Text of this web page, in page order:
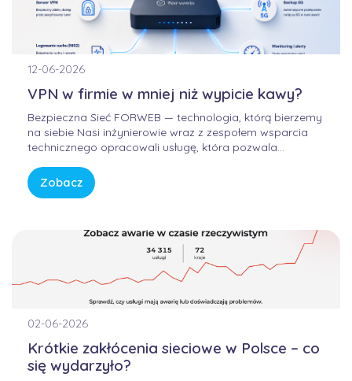
12-06-2026
VPN w firmie w mniej niż wypicie kawy?
Bezpieczna Sieć FORWEB — technologia, którą bierzemy
na siebie Nasi inżynierowie wraz z zespołem wsparcia
technicznego opracowali usługę, która pozwala
przewidywalny. Bez samodzielnego konfigurowania
skomplikowanych urządzeń, bez studiowania
Zobacz
02-06-2026
Krótkie zakłócenia sieciowe w Polsce – co
się wydarzyło?